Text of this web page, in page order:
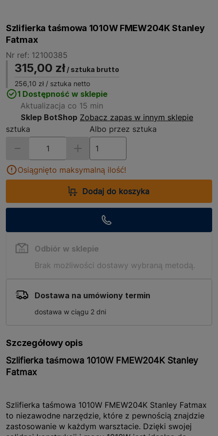
Szlifierka taśmowa 1010W FMEW204K Stanley
Fatmax
Nr ref: 12100385
315,00 zł / sztuka brutto
256,10 zł / sztuka netto
1 Dostępność w sklepie
Aktualizacja co 15 min
Sklep BotShop Zobacz zapas w innym sklepie
sztuka
Albo przez sztuka
Osiągnięto maksymalną ilość!
Dodaj do koszyka
Odbiór w sklepie
Brak możliwości dostawy wybraną metodą.
Dostawa na umówiony termin
dostawa w ciągu 2 dni
Szczegółowy opis
Szlifierka taśmowa 1010W FMEW204K Stanley
Fatmax
Szlifierka taśmowa 1010W FMEW204K Stanley Fatmax
to niezawodne narzędzie, które z pewnością znajdzie
zastosowanie w każdym warsztacie. Dzięki swojej